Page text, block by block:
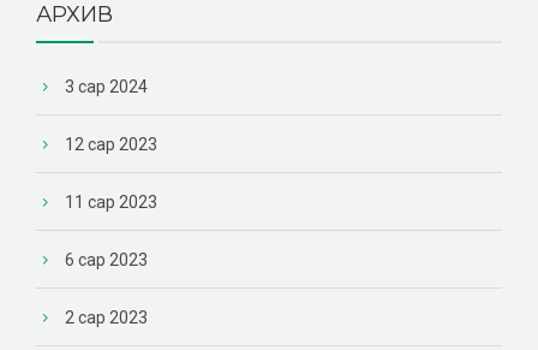
АРХИВ
3 сар 2024
12 сар 2023
11 сар 2023
6 сар 2023
2 сар 2023